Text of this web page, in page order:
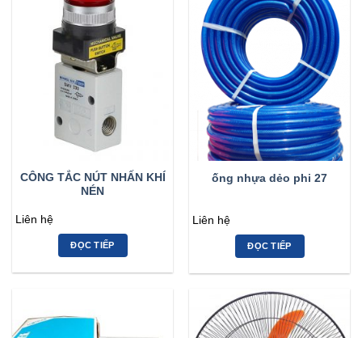
CÔNG TẮC NÚT NHẤN KHÍ
NÉN
Liên hệ
ĐỌC TIẾP
ống nhựa dẻo phi 27
Liên hệ
ĐỌC TIẾP